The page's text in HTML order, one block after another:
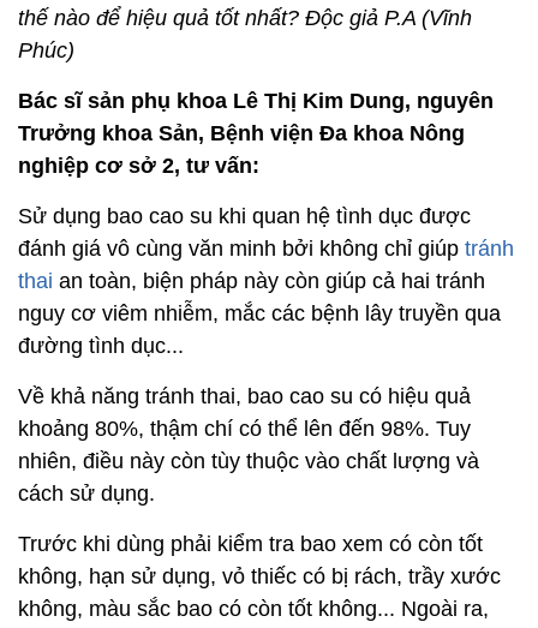
thế nào để hiệu quả tốt nhất? Độc giả P.A (Vĩnh
Phúc)
Bác sĩ sản phụ khoa Lê Thị Kim Dung, nguyên
Trưởng khoa Sản, Bệnh viện Đa khoa Nông
nghiệp cơ sở 2, tư vấn:
Sử dụng bao cao su khi quan hệ tình dục được
đánh giá vô cùng văn minh bởi không chỉ giúp tránh
thai an toàn, biện pháp này còn giúp cả hai tránh
nguy cơ viêm nhiễm, mắc các bệnh lây truyền qua
đường tình dục...
Về khả năng tránh thai, bao cao su có hiệu quả
khoảng 80%, thậm chí có thể lên đến 98%. Tuy
nhiên, điều này còn tùy thuộc vào chất lượng và
cách sử dụng.
Trước khi dùng phải kiểm tra bao xem có còn tốt
không, hạn sử dụng, vỏ thiếc có bị rách, trầy xước
không, màu sắc bao có còn tốt không... Ngoài ra,